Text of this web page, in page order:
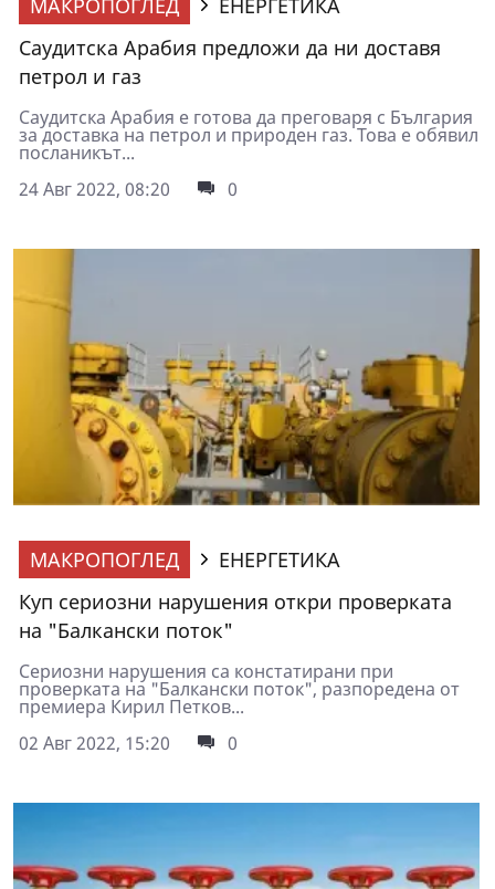
Саудитска Арабия предложи да ни доставя
петрол и газ
Саудитска Арабия е готова да преговаря с България
за доставка на петрол и природен газ. Това е обявил
посланикът...
24 Авг 2022, 08:20
0
МАКРОПОГЛЕД
ЕНЕРГЕТИКА
Куп сериозни нарушения откри проверката
на "Балкански поток"
Сериозни нарушения са констатирани при
проверката на "Балкански поток", разпоредена от
премиера Кирил Петков...
02 Авг 2022, 15:20
0